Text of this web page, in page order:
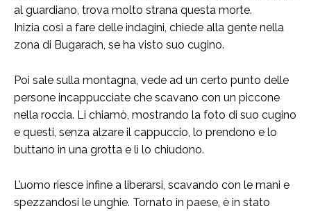
al guardiano, trova molto strana questa morte.
Inizia così a fare delle indagini, chiede alla gente nella
zona di Bugarach, se ha visto suo cugino.
Poi sale sulla montagna, vede ad un certo punto delle
persone incappucciate che scavano con un piccone
nella roccia. Li chiamò, mostrando la foto di suo cugino
e questi, senza alzare il cappuccio, lo prendono e lo
buttano in una grotta e lì lo chiudono.
L’uomo riesce infine a liberarsi, scavando con le mani e
spezzandosi le unghie. Tornato in paese, è in stato